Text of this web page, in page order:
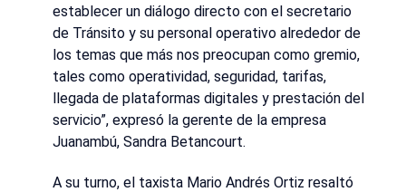
establecer un diálogo directo con el secretario
de Tránsito y su personal operativo alrededor de
los temas que más nos preocupan como gremio,
tales como operatividad, seguridad, tarifas,
llegada de plataformas digitales y prestación del
servicio”, expresó la gerente de la empresa
Juanambú, Sandra Betancourt.
A su turno, el taxista Mario Andrés Ortiz resaltó